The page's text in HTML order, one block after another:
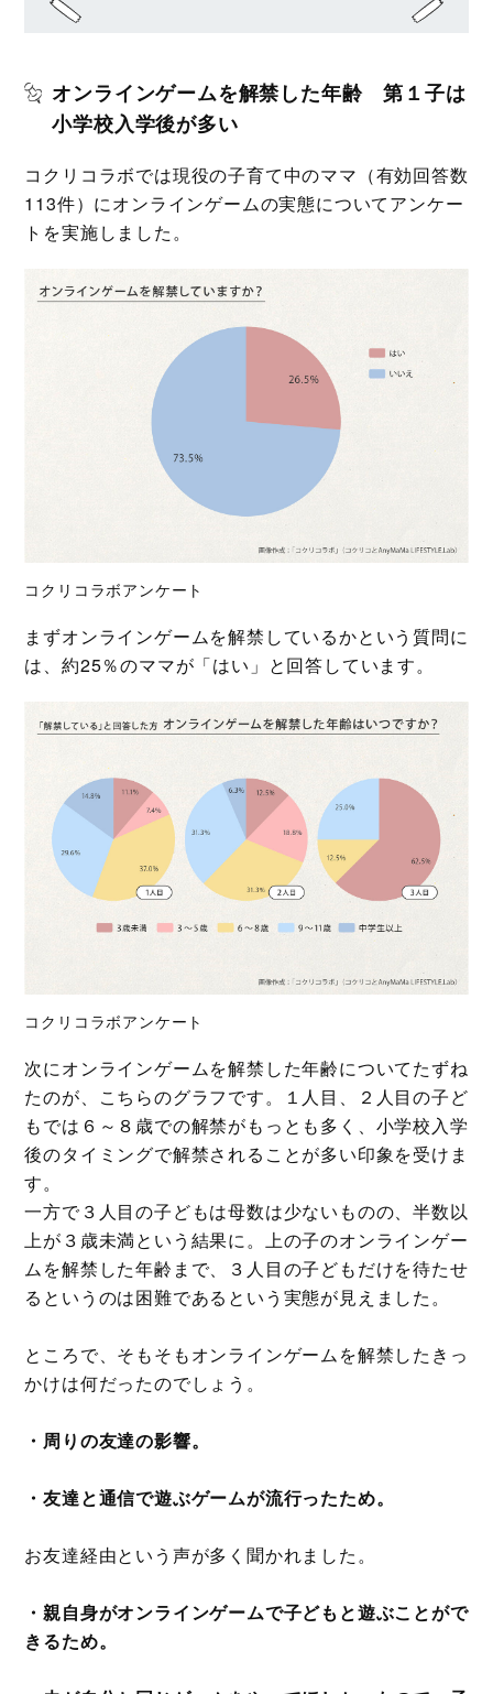
オンラインゲームを解禁した年齢 第１子は
小学校入学後が多い
コクリコラボでは現役の子育て中のママ（有効回答数
113件）にオンラインゲームの実態についてアンケー
トを実施しました。
コクリコラボアンケート
まずオンラインゲームを解禁しているかという質問に
は、約25％のママが「はい」と回答しています。
コクリコラボアンケート
次にオンラインゲームを解禁した年齢についてたずね
たのが、こちらのグラフです。１人目、２人目の子ど
もでは６～８歳での解禁がもっとも多く、小学校入学
後のタイミングで解禁されることが多い印象を受けま
す。
一方で３人目の子どもは母数は少ないものの、半数以
上が３歳未満という結果に。上の子のオンラインゲー
ムを解禁した年齢まで、３人目の子どもだけを待たせ
るというのは困難であるという実態が見えました。
ところで、そもそもオンラインゲームを解禁したきっ
かけは何だったのでしょう。
・周りの友達の影響。
・友達と通信で遊ぶゲームが流行ったため。
お友達経由という声が多く聞かれました。
・親自身がオンラインゲームで子どもと遊ぶことがで
きるため。